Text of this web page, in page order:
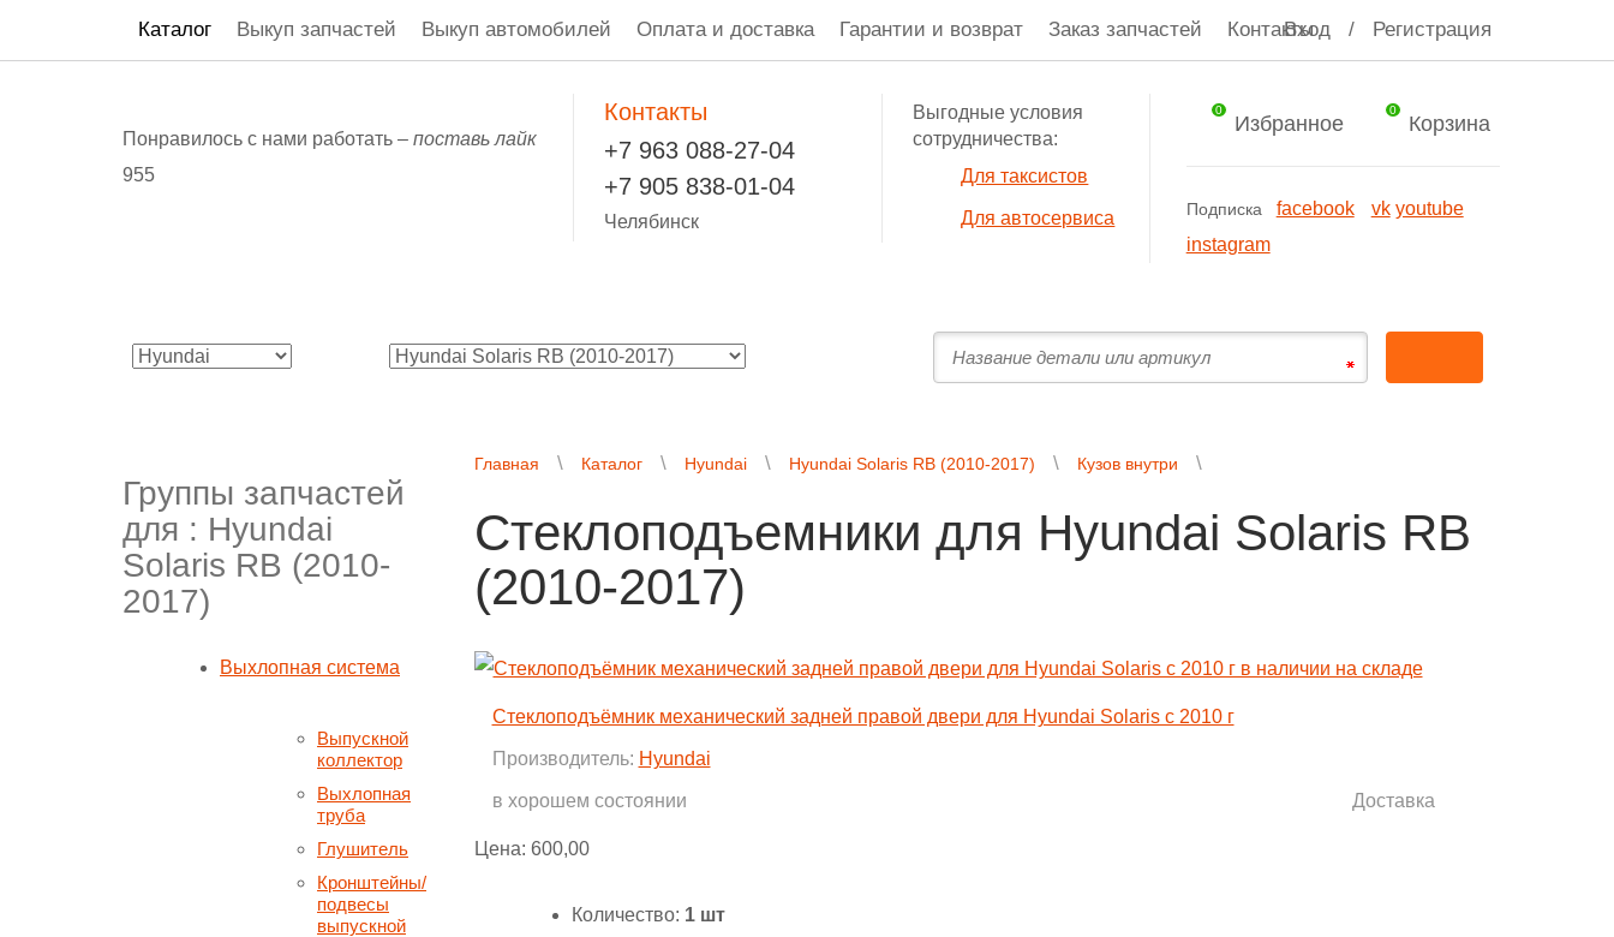
Каталог Выкуп запчастей Выкуп автомобилей Оплата и доставка Гарантии и возврат Заказ запчастей Контакты
Вход / Регистрация
Понравилось с нами работать – поставь лайк
955
Контакты
+7 963 088-27-04
+7 905 838-01-04
Челябинск
Выгодные условия
сотрудничества:
Для таксистов
Для автосервиса
0
Избранное
0
Корзина
Подписка facebook vk youtube
instagram
Группы запчастей
для : Hyundai
Solaris RB (2010-
2017)
Выхлопная система
Выпускной
коллектор
Выхлопная
труба
Глушитель
Кронштейны/
подвесы
выпускной
Главная Каталог Hyundai Hyundai Solaris RB (2010-2017) Кузов внутри
Стеклоподъемники для Hyundai Solaris RB
(2010-2017)
Стеклоподъёмник механический задней правой двери для Hyundai Solaris с 2010 г
Производитель: Hyundai
в хорошем состоянии Доставка
Цена: 600,00
Количество: 1 шт